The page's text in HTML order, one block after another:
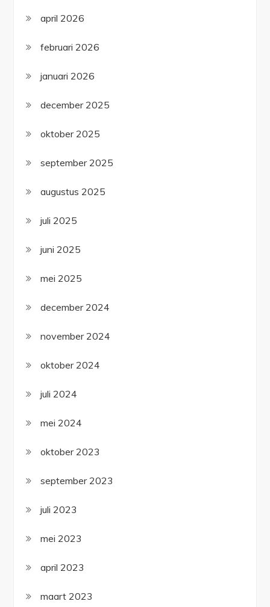
april 2026
februari 2026
januari 2026
december 2025
oktober 2025
september 2025
augustus 2025
juli 2025
juni 2025
mei 2025
december 2024
november 2024
oktober 2024
juli 2024
mei 2024
oktober 2023
september 2023
juli 2023
mei 2023
april 2023
maart 2023